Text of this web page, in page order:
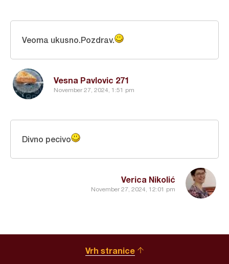
Vesna Pavlovic 271
November 27, 2024, 1:51 pm
Veoma ukusno.Pozdrav.
Verica Nikolić
November 27, 2024, 12:01 pm
Divno pecivo
Vrh stranice